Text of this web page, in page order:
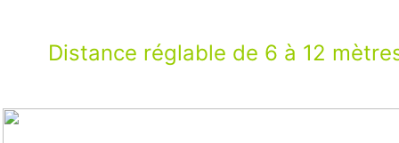
Distance réglable de 6 à 12